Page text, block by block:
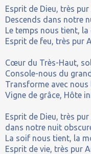
Esprit de Dieu, très
Descends dans notre
Le temps nous tient,
Esprit de feu, très pur
Cœur du Très-Haut,
Console-nous du
Transforme avec nous
Vigne de grâce, Hôte
Esprit de Dieu, très
dans notre nuit
La soif nous tient, la
Esprit de vie, très pur